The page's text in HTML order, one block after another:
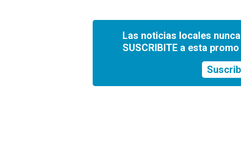
Las noticias locales
SUSCRIBITE a esta